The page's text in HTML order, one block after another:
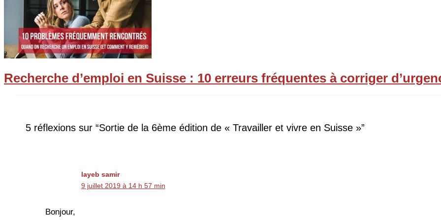
Recherche d’emploi en Suisse : 10 erreurs fréquentes à corriger
5 réflexions sur “Sortie de la 6ème édition de « Travailler et vivre en Suisse »”
layeb samir
9 juillet 2019 à 14 h 57 min
Bonjour,